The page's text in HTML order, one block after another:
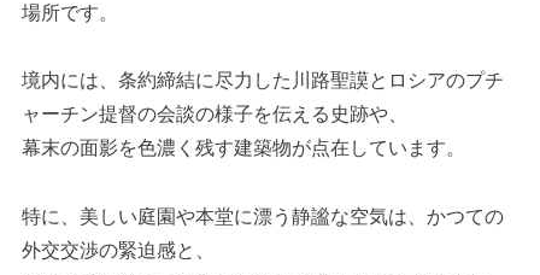
場所です。
境内には、条約締結に尽力した川路聖謨とロシアのプチ
ャーチン提督の会談の様子を伝える史跡や、
幕末の面影を色濃く残す建築物が点在しています。
特に、美しい庭園や本堂に漂う静謐な空気は、かつての
外交交渉の緊迫感と、